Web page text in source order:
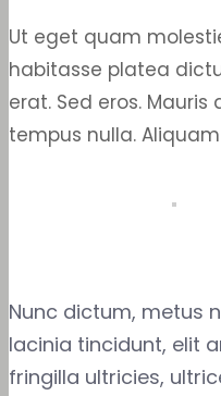
Ut eget quam
habitasse platea
erat. Sed eros.
tempus nulla.
Nunc dictum, metus
lacinia tincidunt, elit
fringilla ultricies,